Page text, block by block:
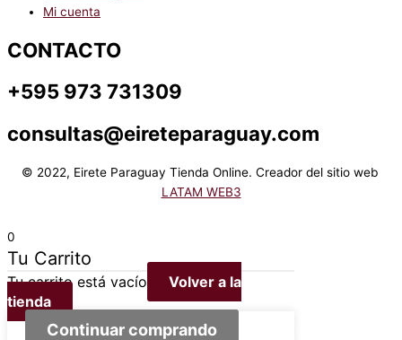
Mi cuenta
CONTACTO
+595 973 731309
consultas@eireteparaguay.com
© 2022, Eirete Paraguay Tienda Online. Creador del sitio web
LATAM WEB3
0
Tu Carrito
Tu carrito está vacío
Volver a la
tienda
Continuar comprando